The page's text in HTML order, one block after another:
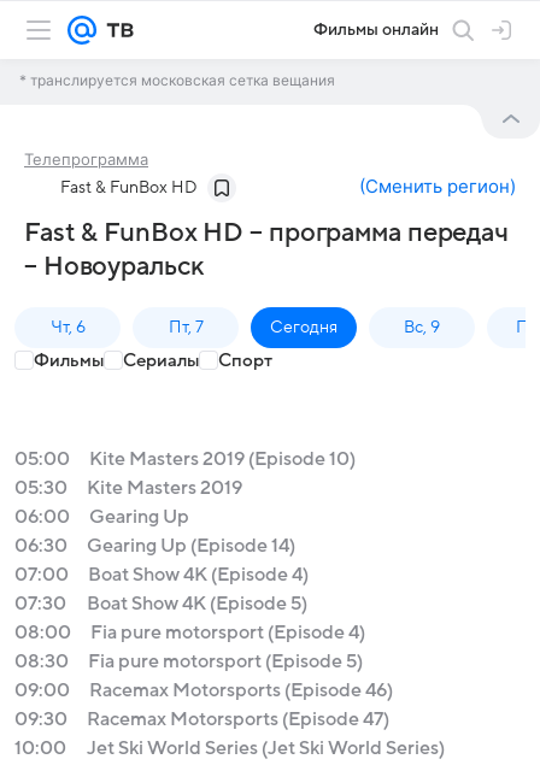
Фильмы онлайн
* транслируется московская сетка вещания
Телепрограмма
Fast & FunBox HD (Сменить регион)
Fast & FunBox HD – программа передач
– Новоуральск
Чт, 6 Пт, 7 Сегодня Вс, 9
Фильмы Сериалы Спорт
05:00
Kite Masters 2019 (Episode 10)
05:30
Kite Masters 2019
06:00
Gearing Up
06:30
Gearing Up (Episode 14)
07:00
Boat Show 4K (Episode 4)
07:30
Boat Show 4K (Episode 5)
08:00
Fia pure motorsport (Episode 4)
08:30
Fia pure motorsport (Episode 5)
09:00
Racemax Motorsports (Episode 46)
09:30
Racemax Motorsports (Episode 47)
10:00
Jet Ski World Series (Jet Ski World Series)